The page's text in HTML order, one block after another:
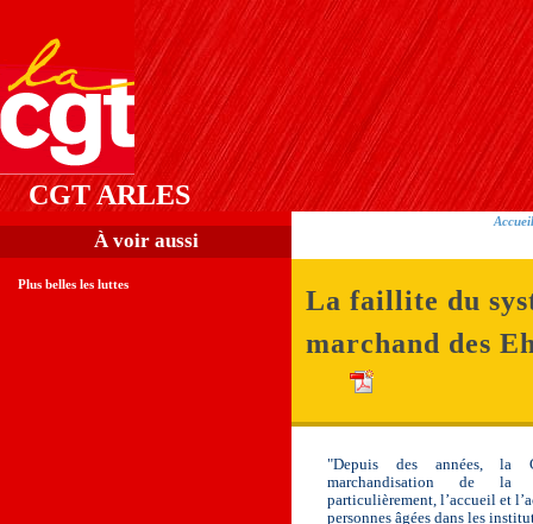
CGT ARLES
Accueil
La faillite du
marchand des
"Depuis des années, la
marchandisation de
particulièrement, l’accueil et
personnes âgées dans les
À voir aussi
Plus belles les luttes